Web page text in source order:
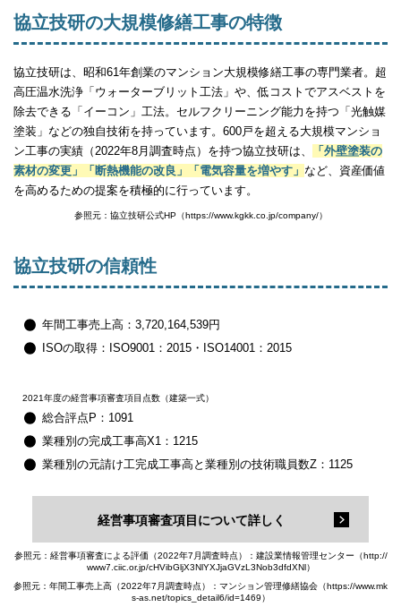
協立技研の大規模修繕工事の特徴
協立技研は、昭和61年創業のマンション大規模修繕工事の専門業者。超
高圧温水洗浄「ウォーターブリット工法」や、低コストでアスベストを
除去できる「イーコン」工法。セルフクリーニング能力を持つ「光触媒
塗装」などの独自技術を持っています。600戸を超える大規模マンショ
ン工事の実績（2022年8月調査時点）を持つ協立技研は、
「外壁塗装の
素材の変更」「断熱機能の改良」「電気容量を増やす」 など、資産価値
を高めるための提案を積極的に行っています。
参照元：協立技研公式HP（https://www.kgkk.co.jp/company/）
協立技研の信頼性
年間工事売上高：3,720,164,539円
ISOの取得：ISO9001：2015・ISO14001：2015
2021年度の経営事項審査項目点数（建築一式）
総合評点P：1091
業種別の完成工事高X1：1215
業種別の元請け工完成工事高と業種別の技術職員数Z：1125
経営事項審査項目について詳しく
参照元：経営事項審査による評価（2022年7月調査時点）：建設業情報管理センター（http://
www7.ciic.or.jp/cHVibGljX3NlYXJjaGVzL3Nob3dfdXNl）
参照元：年間工事売上高（2022年7月調査時点）：マンション管理修繕協会（https://www.mk
s-as.net/topics_detail6/id=1469）